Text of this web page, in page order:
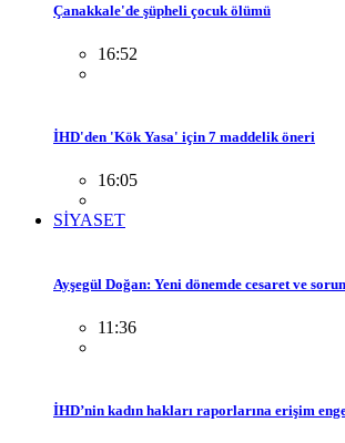
Çanakkale'de şüpheli çocuk ölümü
16:52
İHD'den 'Kök Yasa' için 7 maddelik öneri
16:05
SİYASET
Ayşegül Doğan: Yeni dönemde cesaret ve
11:36
İHD’nin kadın hakları raporlarına erişim